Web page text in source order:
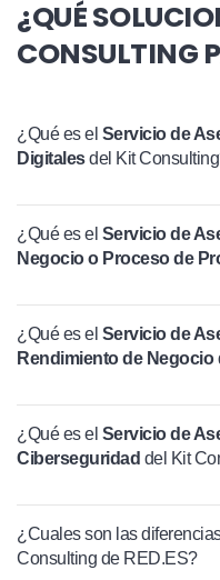
¿QUÉ
CONSULTING
¿Qué es el Servicio de
Digitalesdel Kit
¿Qué es el Servicio de
Negocio o Proceso de
¿Qué es el Servicio de
Rendimiento de Negocio
¿Qué es el Servicio de
Ciberseguridad del Kit
¿Cuales son las
Consulting de RED.ES?